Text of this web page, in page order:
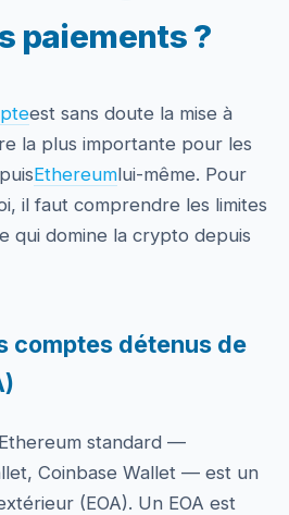
paiements ?
est sans doute la mise à
la plus importante pour les
Ethereumlui-même. Pour
il faut comprendre les limites
qui domine la crypto depuis
comptes détenus de
standard —
Coinbase Wallet — est un
(EOA). Un EOA est